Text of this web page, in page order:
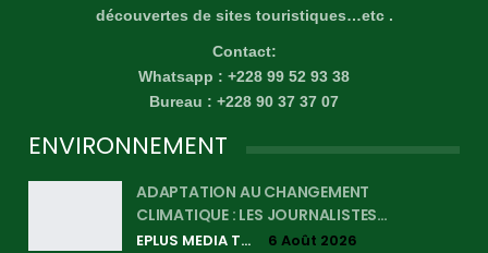
découvertes de sites touristiques…etc .
Contact:
Whatsapp : +228 99 52 93 38
Bureau : +228 90 37 37 07
ENVIRONNEMENT
ADAPTATION AU CHANGEMENT
CLIMATIQUE : LES JOURNALISTES…
EPLUS MEDIA TV 6 Août 2026